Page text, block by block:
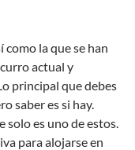
como la que se han
actual y
principal que debes
saber es si hay.
solo es uno de estos.
para alojarse en